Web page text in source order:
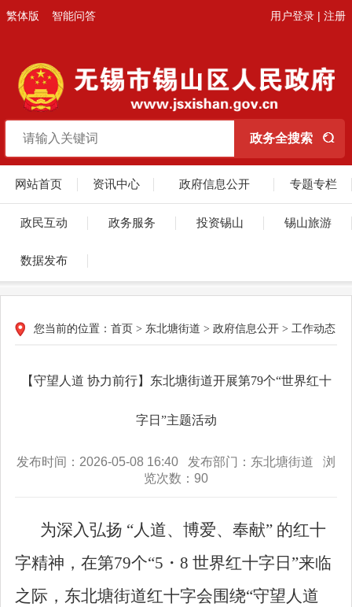
繁体版 智能问答 用户登录 | 注册
网站首页 资讯中心 政府信息公开 专题专栏
政民互动 政务服务 投资锡山 锡山旅游
数据发布
您当前的位置： 首页 > 东北塘街道 > 政府信息公开 > 工作动态
【守望人道 协力前行】东北塘街道开展第79个“世界红十
字日”主题活动
发布时间：2026-05-08 16:40 发布部门：东北塘街道 浏
览次数： 90
为深入弘扬 “人道、博爱、奉献” 的红十
字精神， 在第79个“5 ・ 8 世界红十字日 ”来临
之际，东北塘街道红十字会围绕“守望人道